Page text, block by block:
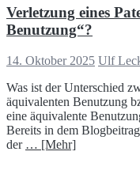
Verletzung eines
Benutzung“?
14. Oktober 2025 Ulf
Was ist der Unterschied
äquivalenten Benutzung
eine äquivalente
Bereits in dem
der … [Mehr]